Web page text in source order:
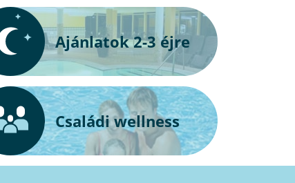
Ajánlatok 2-3 éjre
Családi wellness